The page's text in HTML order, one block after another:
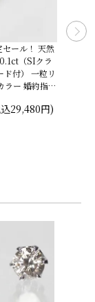
セール！ 天然
（SIクラ
ド付） 一粒リ
ラー 婚約指輪
29,480円)